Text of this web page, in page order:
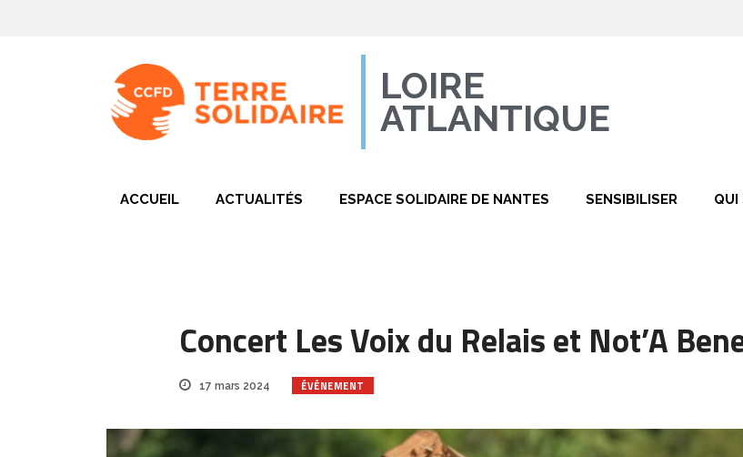
LOIRE
ATLANTIQUE
ACCUEIL ACTUALITÉS ESPACE SOLIDAIRE DE NANTES SENSIBILISER QUI
Concert Les Voix du Relais et Not’A
17 mars 2024 ÉVÉNEMENT